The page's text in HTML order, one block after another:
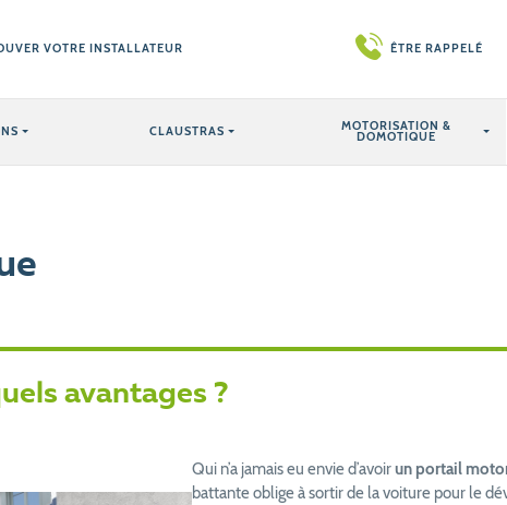
VOTRE INSTALLATEUR ÊTRE RAPPELÉ
CLAUSTRAS MOTORISATION &
DOMOTIQUE
avantages ?
Qui n’a jamais eu envie d’avoirun portail
battante oblige à sortir de la voiture pour le